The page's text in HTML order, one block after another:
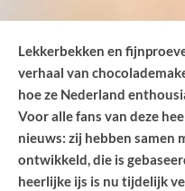
Lekkerbekken en
verhaal van
hoe ze Nederland
Voor alle fans van deze
nieuws: zij hebben samen
ontwikkeld, die is
heerlijke ijs is nu tijdelijk